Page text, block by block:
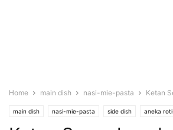
Home main dish nasi-mie-pasta Ketan
main dish nasi-mie-pasta side dish aneka